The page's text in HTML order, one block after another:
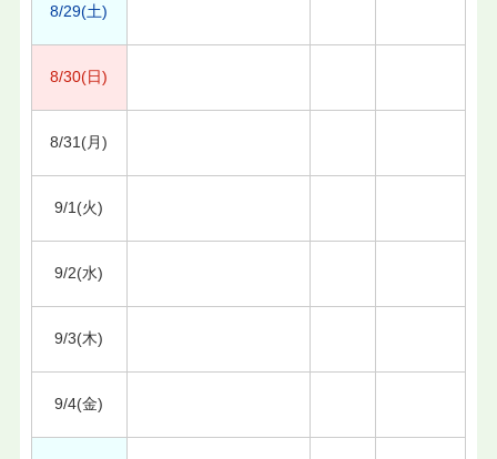
8/29(土)
8/30(日)
8/31(月)
9/1(火)
9/2(水)
9/3(木)
9/4(金)